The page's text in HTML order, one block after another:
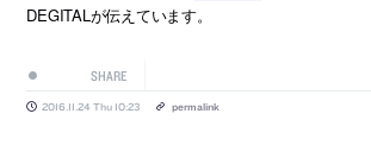
DEGITALが伝えています。
SHARE
2016.11.24 Thu 10:23 permalink